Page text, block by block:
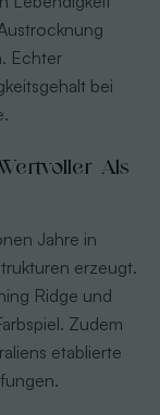
Echter
bei
Als
Jahre in
erzeugt.
Ridge und
Zudem
etablierte